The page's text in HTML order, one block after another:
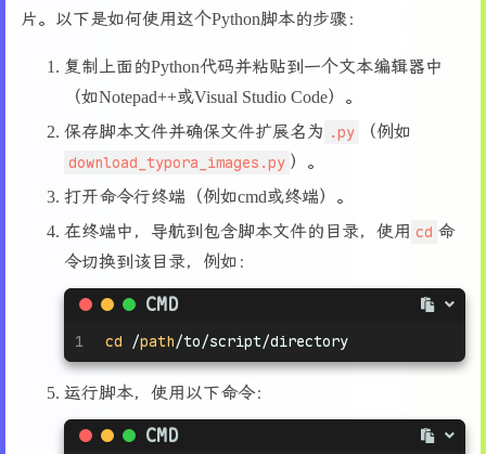
17
19
22
25
26
33
    exit()
# 读取选定的 Typora 文件内容
with
(typora_file_path, 'r'
    content = file.read()
# 使用正则表达式查找所有图片链接
# 创建一个目录来保存下载的图片
if
not os.path.exists(
    os.mkdir(
'downloaded_images'
for
i, img_link in enumerate(img_links):
    response = requests.get(img_link)
if response.status_code ==
# 提取文件扩展名
file_extension =
片。以下是如何使用这个Python脚本的步骤：
复制上面的Python代码并粘贴到一个文本编辑器中
（如Notepad++或Visual Studio Code）。
保存脚本文件并确保文件扩展名为 .py （例如
download_typora_images.py ）。
打开命令行终端（例如cmd或终端）。
在终端中，导航到包含脚本文件的目录，使用 cd 命
令切换到该目录，例如：
CMD
1 cd /path/to/script/directory
运行脚本，使用以下命令：
CMD